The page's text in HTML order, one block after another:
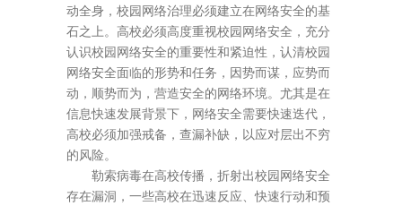
动全身，校园网络治理必须建立在网络安全的基
石之上。高校必须高度重视校园网络安全，充分
认识校园网络安全的重要性和紧迫性，认清校园
网络安全面临的形势和任务，因势而谋，应势而
动，顺势而为，营造安全的网络环境。尤其是在
信息快速发展背景下，网络安全需要快速迭代，
高校必须加强戒备，查漏补缺，以应对层出不穷
的风险。
勒索病毒在高校传播，折射出校园网络安全
存在漏洞，一些高校在迅速反应、快速行动和预